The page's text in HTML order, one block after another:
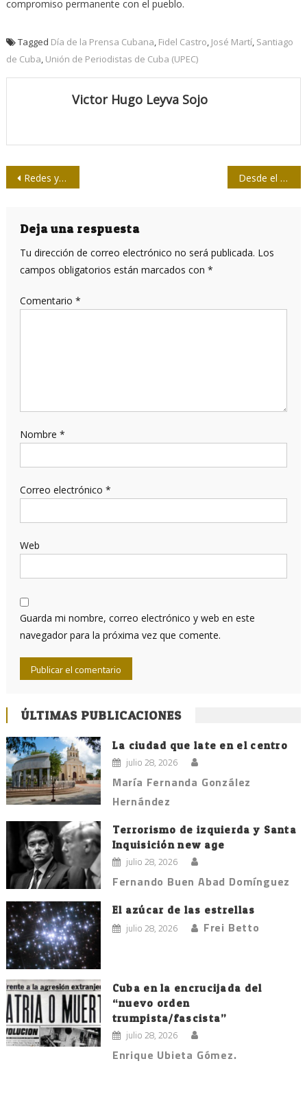
compromiso permanente con el pueblo.
Tagged Día de la Prensa Cubana, Fidel Castro, José Martí, Santiago
de Cuba, Unión de Periodistas de Cuba (UPEC)
Victor Hugo Leyva Sojo
Navegación
entradas
Redes y desafíos Desde el humor, también llega el mensaje contra la COVID-19
Deja una respuesta
Tu dirección de correo electrónico no será publicada. Los
campos obligatorios están marcados con *
Comentario *
Nombre *
Correo electrónico *
Web
Guarda mi nombre, correo electrónico y web en este
navegador para la próxima vez que comente.
ÚLTIMAS PUBLICACIONES
La ciudad que late en el centro
julio 28, 2026
María Fernanda González
Hernández
Terrorismo de izquierda y Santa
Inquisición new age
julio 28, 2026
Fernando Buen Abad Domínguez
El azúcar de las estrellas
julio 28, 2026 Frei Betto
Cuba en la encrucijada del
“nuevo orden
trumpista/fascista”
julio 28, 2026
Enrique Ubieta Gómez.